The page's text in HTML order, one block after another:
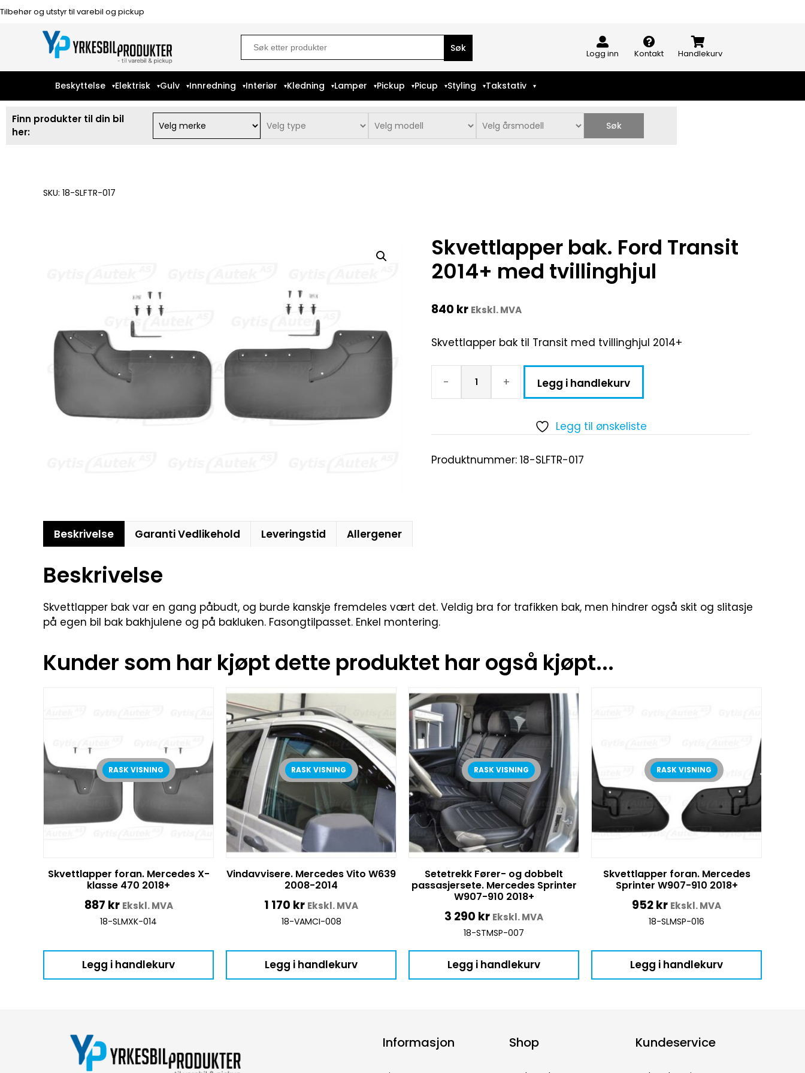
Tilbehør og utstyr til varebil og pickup
Search
for: Logg inn Kontakt Handlekurv
Beskyttelse Elektrisk Gulv Innredning Interiør Kledning Lamper Pickup Picup Styling Takstativ
Finn produkter til din bil
her:
Søk
SKU: 18-SLFTR-017
Skvettlapper bak. Ford Transit
2014+ med tvillinghjul
840 kr Ekskl. MVA
Skvettlapper bak til Transit med tvillinghjul 2014+
- + Legg i handlekurv
Legg til ønskeliste
Produktnummer: 18-SLFTR-017
Beskrivelse Garanti Vedlikehold Leveringstid Allergener
Beskrivelse
Skvettlapper bak var en gang påbudt, og burde kanskje fremdeles vært det. Veldig bra for trafikken bak, men hindrer også skit og slitasje
på egen bil bak bakhjulene og på bakluken. Fasongtilpasset. Enkel montering.
Kunder som har kjøpt dette produktet har også kjøpt...
RASK VISNING
Skvettlapper foran. Mercedes X-
klasse 470 2018+
887 kr Ekskl. MVA
18-SLMXK-014
Legg i handlekurv
RASK VISNING
Vindavvisere. Mercedes Vito W639
2008-2014
1 170 kr Ekskl. MVA
18-VAMCI-008
Legg i handlekurv
RASK VISNING
Setetrekk Fører- og dobbelt
passasjersete. Mercedes Sprinter
W907-910 2018+
3 290 kr Ekskl. MVA
18-STMSP-007
Legg i handlekurv
RASK VISNING
Skvettlapper foran. Mercedes
Sprinter W907-910 2018+
952kr Ekskl. MVA
18-SLMSP-016
Legg i handlekurv
Informasjon Shop Kundeservice